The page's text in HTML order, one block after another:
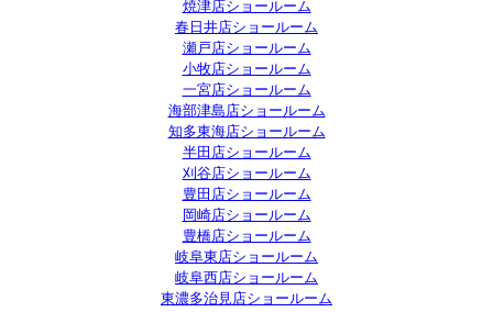
焼津店ショールーム
春日井店ショールーム
瀬戸店ショールーム
小牧店ショールーム
一宮店ショールーム
海部津島店ショールーム
知多東海店ショールーム
半田店ショールーム
刈谷店ショールーム
豊田店ショールーム
岡崎店ショールーム
豊橋店ショールーム
岐阜東店ショールーム
岐阜西店ショールーム
東濃多治見店ショールーム